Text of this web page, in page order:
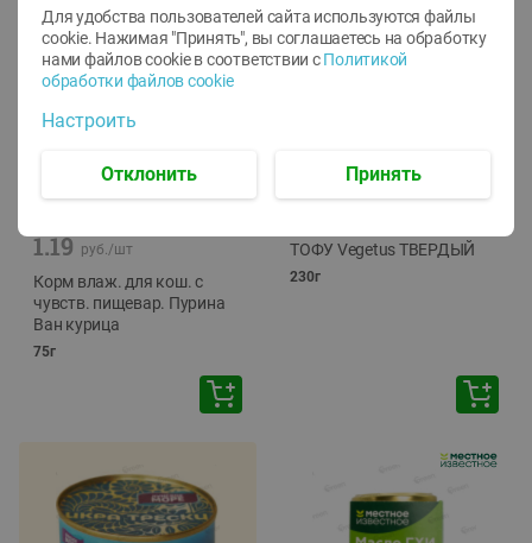
1.19 руб./шт
Корм влаж. для кош. с
чувств. пищевар. Пурина
Ван курица
75г
ТОФУ Vegetus ТВЕРДЫЙ
230г
Для удобства пользователей сайта используются файлы
cookie. Нажимая "Принять", вы соглашаетесь на обработку
нами файлов cookie в соответствии с Политикой
обработки файлов cookie
Настроить
Отклонить Принять